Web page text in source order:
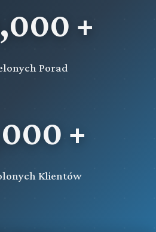
+
Porad
+
Klientów